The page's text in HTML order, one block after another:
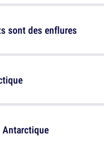
sont des enflures